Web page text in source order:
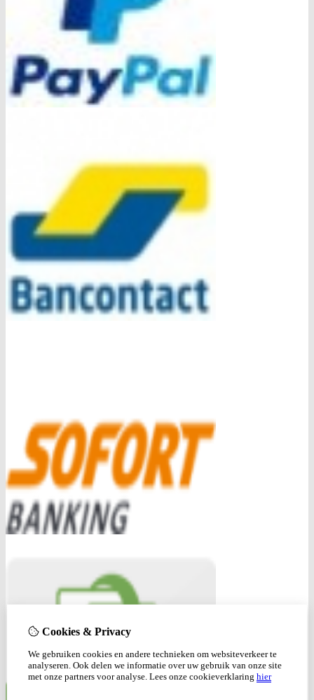
Cookies & Privacy
We gebruiken cookies en andere technieken om websiteverkeer te
analyseren. Ook delen we informatie over uw gebruik van onze site
met onze partners voor analyse. Lees onze cookieverklaring hier